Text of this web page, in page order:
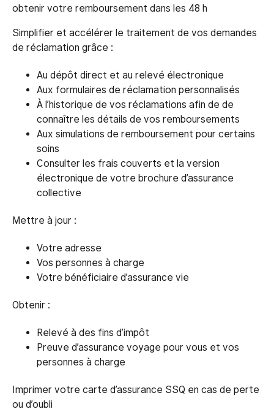
obtenir votre remboursement dans les 48 h
Simplifier et accélérer le traitement de vos demandes
de réclamation grâce :
Au dépôt direct et au relevé électronique
Aux formulaires de réclamation personnalisés
À l’historique de vos réclamations afin de de
connaître les détails de vos remboursements
Aux simulations de remboursement pour certains
soins
Consulter les frais couverts et la version
électronique de votre brochure d’assurance
collective
Mettre à jour :
Votre adresse
Vos personnes à charge
Votre bénéficiaire d’assurance vie
Obtenir :
Relevé à des fins d’impôt
Preuve d’assurance voyage pour vous et vos
personnes à charge
Imprimer votre carte d’assurance SSQ en cas de perte
ou d’oubli